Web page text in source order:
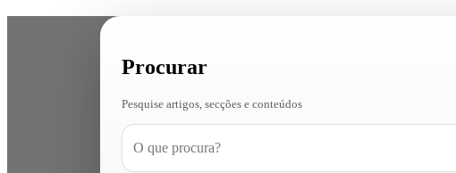
Procurar
Pesquise artigos, secções e conteúdos